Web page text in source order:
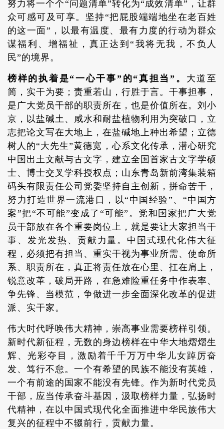
努力将一个个“问题清单”转化为“成效清单”，让群
众可感可及可享。坚持“把屁股端端地坐在老百姓
的这一面”，以最有温度、最有力度的行动为群众
谋福利、增福祉，真正达到“我将无我，不负人
民”的境界。
榜样的执着是“一心干事”的“真担当”。 大道至
简，实干为要；责重若山，行胜于言。干事担事，
是广大党员干部的职责所在，也是价值所在。刘小
京，以盐碱土、咸水和耐盐植物利用为突破口，立
志把论文写在大地上，在盐碱地上种出希望；立德
树人的“大先生”黄德宽，心系文化传承，潜心研究
中国出土文献与古文字，建立全国首家古文字学硕
士、博士交叉学科授权点；山东青岛新前湾集装箱
码头有限责任公司党委坚持自主创新，拼命苦干，
努力打造世界一流港口，以“中国经验”、“中国方
案”把“不可能”变成了“可能”。党和国家把广大党
员干部放在各个重要岗位上，就是要让大家担当干
事、发光发热、贡献力量。中国式现代化伟大征
程，必须把有担当、重实干视为事业所需、使命所
系、职责所在，真正将责任放在心里、扛在肩上，
锐意改革，破局开路，在急难险重任务中作表率、
争先锋、当模范，争做进一步全面深化改革的促进
派、实干家。
伟大时代呼唤伟大精神，崇高事业需要榜样引领。
新时代新征程，无数的身边榜样在中华大地熠熠生
辉、光彩夺目，激励着千千万万中华儿女踔厉奋
发、笃行不怠。一个有希望的民族不能没有英雄，
一个有前途的国家不能没有先锋。作为新时代党员
干部，应当传承奋斗基因，汲取榜样力量，弘扬时
代精神，在以中国式现代化全面推进中华民族伟大
复兴的征程中不辍前行，贡献力量。